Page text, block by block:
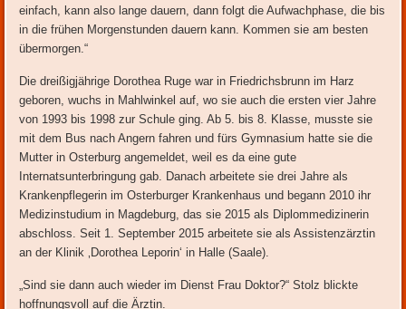
einfach, kann also lange dauern, dann folgt die Aufwachphase, die bis
in die frühen Morgenstunden dauern kann. Kommen sie am besten
übermorgen.“
Die dreißigjährige Dorothea Ruge war in Friedrichsbrunn im Harz
geboren, wuchs in Mahlwinkel auf, wo sie auch die ersten vier Jahre
von 1993 bis 1998 zur Schule ging. Ab 5. bis 8. Klasse, musste sie
mit dem Bus nach Angern fahren und fürs Gymnasium hatte sie die
Mutter in Osterburg angemeldet, weil es da eine gute
Internatsunterbringung gab. Danach arbeitete sie drei Jahre als
Krankenpflegerin im Osterburger Krankenhaus und begann 2010 ihr
Medizinstudium in Magdeburg, das sie 2015 als Diplommedizinerin
abschloss. Seit 1. September 2015 arbeitete sie als Assistenzärztin
an der Klinik ‚Dorothea Leporin‘ in Halle (Saale).
„Sind sie dann auch wieder im Dienst Frau Doktor?“ Stolz blickte
hoffnungsvoll auf die Ärztin.